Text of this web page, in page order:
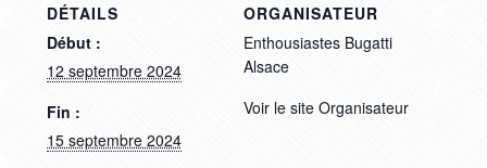
DÉTAILS
Début :
12 septembre 2024
Fin :
15 septembre 2024
ORGANISATEUR
Enthousiastes Bugatti
Alsace
Voir le site Organisateur